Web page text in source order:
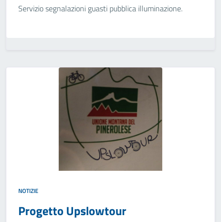
Servizio segnalazioni guasti pubblica illuminazione.
NOTIZIE
Progetto Upslowtour